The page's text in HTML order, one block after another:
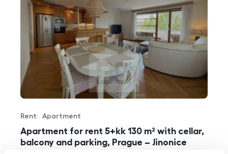
Apartment for rent 5+kk 130 m² with cellar,
balcony and parking, Prague – Jinonice
Offer type
Rent
Property type
Apartment